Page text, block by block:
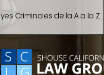
Criminales de la A a la Z